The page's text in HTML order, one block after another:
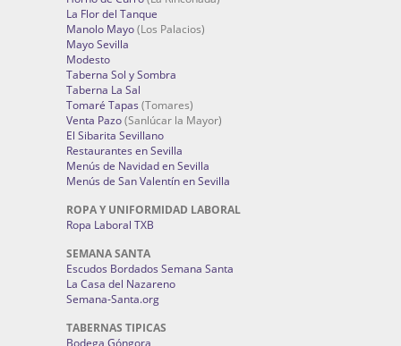
La Flor del Tanque
Manolo Mayo(Los Palacios)
Mayo Sevilla
Modesto
Taberna Sol y Sombra
Taberna La Sal
Tomaré Tapas (Tomares)
Venta Pazo(Sanlúcar la Mayor)
El Sibarita Sevillano
Restaurantes en Sevilla
Menús de Navidad en Sevilla
Menús de San Valentín en Sevilla
ROPA Y UNIFORMIDAD LABORAL
Ropa Laboral TXB
SEMANA SANTA
Escudos Bordados Semana Santa
La Casa del Nazareno
Semana-Santa.org
TABERNAS TIPICAS
Bodega Góngora